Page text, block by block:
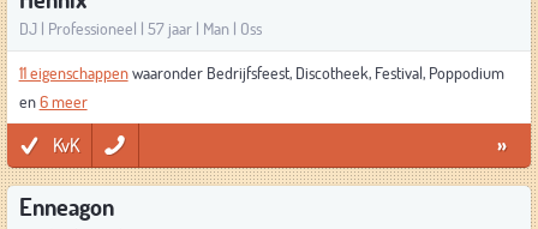
DJ | Professioneel | 57 jaar | Man | Oss
11 eigenschappenwaaronder Bedrijfsfeest, Discotheek, Festival, Poppodium
en6 meer
KvK »
Enneagon